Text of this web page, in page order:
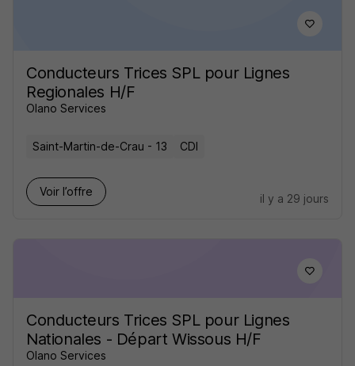
Conducteurs Trices SPL pour Lignes
Regionales H/F
Olano Services
Saint-Martin-de-Crau - 13 CDI
Voir l’offre
il y a 29 jours
Conducteurs Trices SPL pour Lignes
Nationales - Départ Wissous H/F
Olano Services